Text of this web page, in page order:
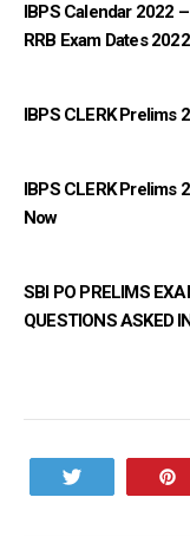
IBPS Calendar 2022
RRB Exam Dates 2022
IBPS CLERK Prelims
IBPS CLERK Prelims
Now
SBI PO PRELIMS
QUESTIONS ASKED